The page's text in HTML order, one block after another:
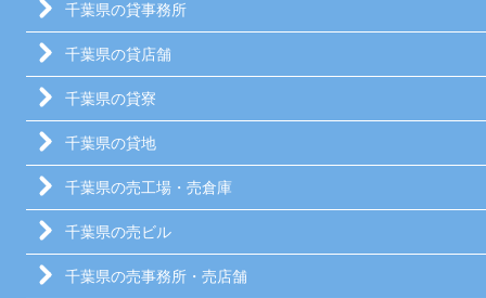
千葉県の貸事務所
千葉県の貸店舗
千葉県の貸寮
千葉県の貸地
千葉県の売工場・売倉庫
千葉県の売ビル
千葉県の売事務所・売店舗